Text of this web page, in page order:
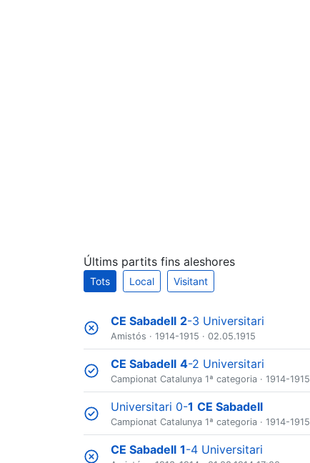
Últims partits fins aleshores
Tots Local Visitant
CE Sabadell 2-3 Universitari
Amistós · 1914-1915 · 02.05.1915
CE Sabadell 4-2 Universitari
Campionat Catalunya 1ª categoria · 1914-1915
Universitari 0-1 CE Sabadell
Campionat Catalunya 1ª categoria · 1914-1915
CE Sabadell 1-4 Universitari